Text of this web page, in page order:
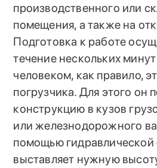
производственного или
помещения, а также на
Подготовка к работе
течение нескольких
человеком, как правило,
погрузчика. Для этого он
конструкцию в кузов
или железнодорожного
помощью гидравлической
выставляет нужную